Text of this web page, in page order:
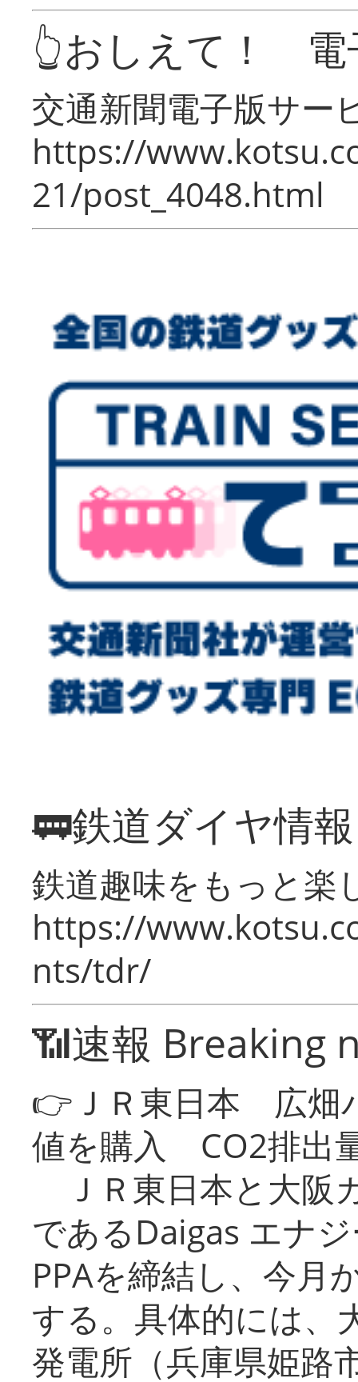
👆おしえて！ 電
交通新聞電子版サー
https://
21/post_4048.html
🚃鉄道ダイヤ情
鉄道趣味をもっと楽
https://
nts/tdr/
📶速報 Breaking
👉ＪＲ東日本 広畑
値を購入 CO2排出
ＪＲ東日本と大阪
であるDaigas エナ
PPAを締結し、今月
する。具体的には、
発電所（兵庫県姫路